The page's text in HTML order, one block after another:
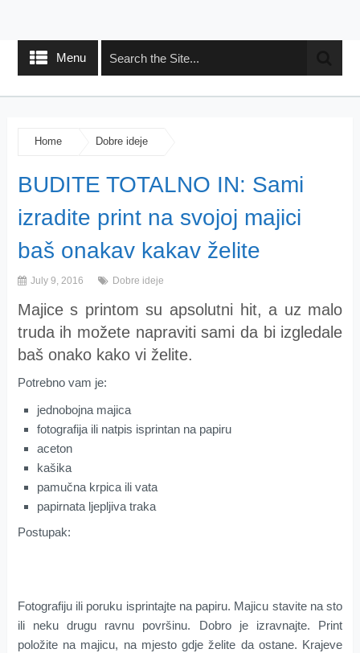
Menu
Home Dobre ideje
BUDITE TOTALNO IN: Sami
izradite print na svojoj majici
baš onakav kakav želite
July 9, 2016 Dobre ideje
Majice s printom su apsolutni hit, a uz malo
truda ih možete napraviti sami da bi izgledale
baš onako kako vi želite.
Potrebno vam je:
jednobojna majica
fotografija ili natpis isprintan na papiru
aceton
kašika
pamučna krpica ili vata
papirnata ljepljiva traka
Postupak:
Fotografiju ili poruku isprintajte na papiru. Majicu stavite na sto
ili neku drugu ravnu površinu. Dobro je izravnajte. Print
položite na majicu, na mjesto gdje želite da ostane. Krajeve